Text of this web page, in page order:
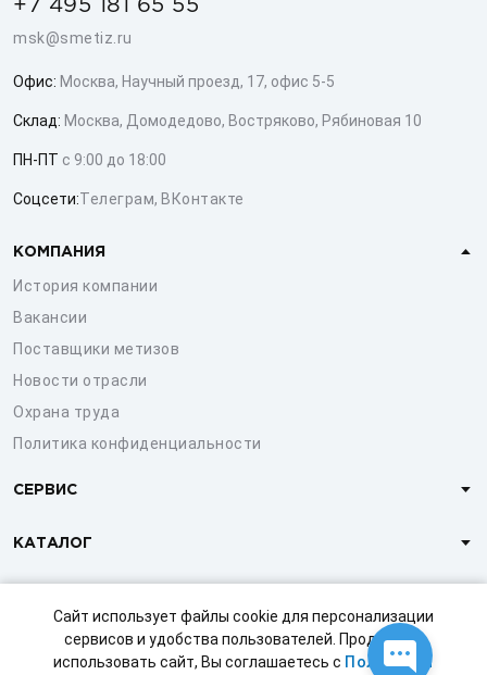
Сайт использует файлы cookie для персонализации
сервисов и удобства пользователей. Продолжая
использовать сайт, Вы соглашаетесь с Политикой
+7 495 181 65 55
msk@smetiz.ru
Офис: Москва, Научный проезд, 17, офис 5-5
Склад: Москва, Домодедово, Востряково, Рябиновая 10
ПН-ПТ с 9:00 до 18:00
Соцсети:Телеграм, ВКонтакте
КОМПАНИЯ
История компании
Вакансии
Поставщики метизов
Новости отрасли
Охрана труда
Политика конфиденциальности
СЕРВИС
КАТАЛОГ